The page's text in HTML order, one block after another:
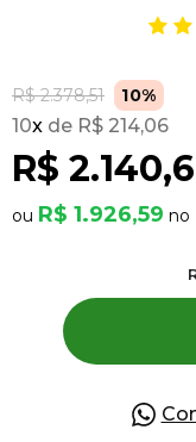
R$ 2.378,51 10%
R$
10x R$ 214,06
R$ 1.926,59
Pingentes
Pulseiras
Piercing
Pedras
Presente